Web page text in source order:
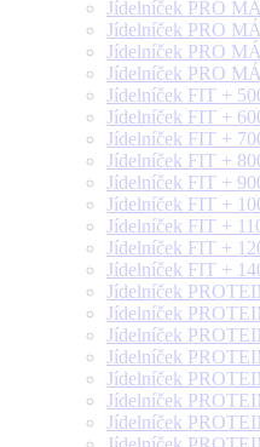
Jídelníček PRO
Jídelníček PRO
Jídelníček PRO
Jídelníček PRO
Jídelníček FIT +
Jídelníček FIT +
Jídelníček FIT +
Jídelníček FIT +
Jídelníček FIT +
Jídelníček FIT +
Jídelníček FIT +
Jídelníček FIT +
Jídelníček FIT +
Jídelníček
Jídelníček
Jídelníček
Jídelníček
Jídelníček
Jídelníček
Jídelníček